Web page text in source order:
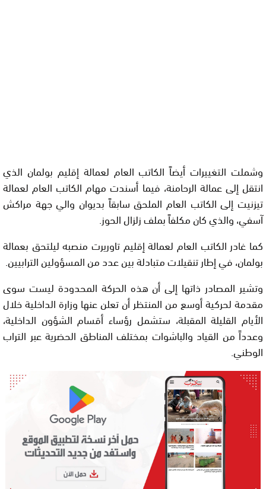
وشملت التغييرات أيضاً الكاتب العام لعمالة إقليم بولمان الذي
انتقل إلى عمالة الرحامنة، فيما أسندت مهام الكاتب العام لعمالة
تيزنيت إلى الكاتب العام الملحق سابقاً بديوان والي جهة مراكش
آسفي، والذي كان مكلفاً بملف زلزال الحوز.
كما غادر الكاتب العام لعمالة إقليم تاوريرت منصبه ليلتحق بعمالة
بولمان، في إطار تنقيلات متبادلة بين عدد من المسؤولين الترابيين.
وتشير المصادر ذاتها إلى أن هذه الحركة المحدودة ليست سوى
مقدمة لحركية أوسع من المنتظر أن تعلن عنها وزارة الداخلية خلال
الأيام القليلة المقبلة، ستشمل رؤساء أقسام الشؤون الداخلية،
وعدداً من القياد والباشوات بمختلف المناطق الحضرية عبر التراب
الوطني.